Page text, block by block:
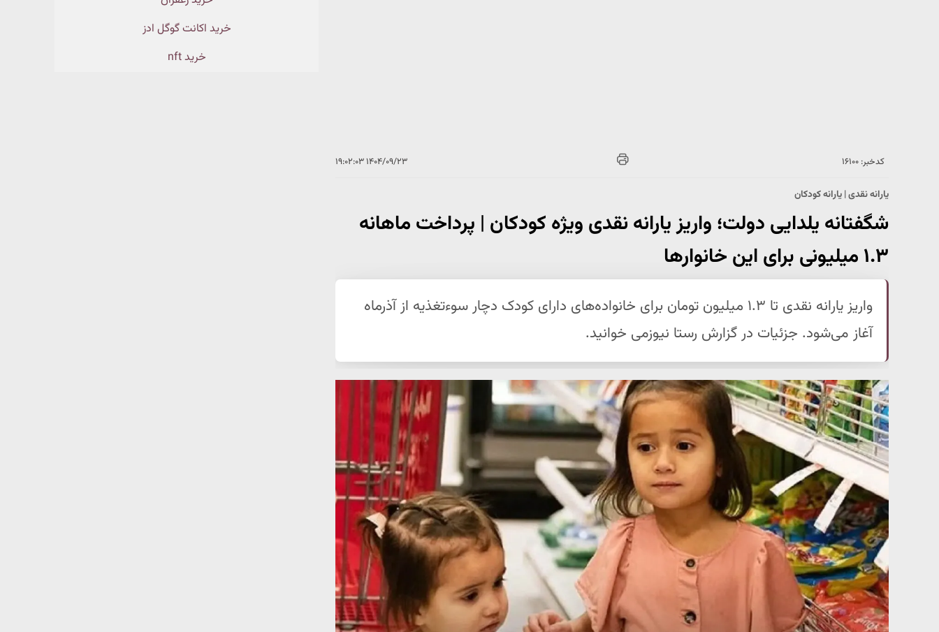
کدخبر: ۱۶۱۰۰ ۱۴۰۴/۰۹/۲۳ ۱۹:۰۲:۰۳
یارانه نقدی | یارانه کودکان
شگفتانه یلدایی دولت؛ واریز یارانه نقدی ویژه کودکان | پرداخت ماهانه
۱.۳ میلیونی برای این خانوارها
واریز یارانه نقدی تا ۱.۳ میلیون تومان برای خانواده‌های دارای کودک دچار سوءتغذیه از آذرماه
آغاز می‌شود. جزئیات در گزارش رستا نیوزمی خوانید.
خرید اکانت گوگل ادز
خرید nft